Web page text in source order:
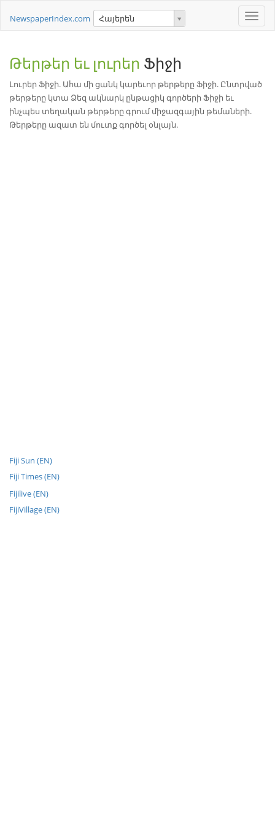
Toggle
NewspaperIndex.com Հայերեն
Թերթեր եւ լուրեր Ֆիջի
Լուրեր Ֆիջի. Ահա մի ցանկ կարեւոր թերթերը Ֆիջի. Ընտրված
թերթերը կտա Ձեզ ակնարկ ընթացիկ գործերի Ֆիջի եւ
ինչպես տեղական թերթերը գրում միջազգային թեմաների.
Թերթերը ազատ են մուտք գործել օնլայն.
Fiji Sun (EN)
Fiji Times (EN)
Fijilive (EN)
FijiVillage (EN)